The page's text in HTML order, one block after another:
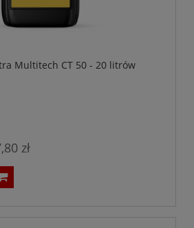
Multitech CT 50 - 20 litrów
zł